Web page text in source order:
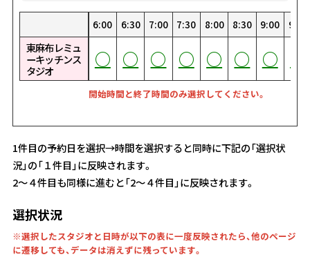
東麻布レミュ
ーキッチンス
タジオ
○ ○
○ ○
20:30
○
21:00
○
21:30
○
22:00
○
22:30
○
23:00
○
23:30
○
○ ○ ○
17:00
○
17:30
○
18:00
○
18:30
○
19:00
○
19:30
○
20:00
○
○ ○
13:00
○
13:30
○
14:00
○
14:30
○
15:00
○
15:30
○
16:00
○
16:30
○
○ ○
9:30
○
10:00
○
10:30
○
11:00
○
11:30
○
12:00
○
12:30
○
13:00
○ ○ ○
6:00
○
6:30
○
7:00
○
7:30
○
8:00
○
8:30
○
9:00
○
9:30
○ ○ ○
2:30
○
3:00
○
3:30
○
4:00
○
4:30
○
5:00
○
5:30
○
0:00
○
0:30
○
1:00
○
1:30
○
2:00
○
開始時間と終了時間のみ選択してください。
1件目の予約日を選択→時間を選択すると同時に下記の「選択状
況」の「１件目」に反映されます。
2～４件目も同様に進むと「2～４件目」に反映されます。
選択状況
※選択したスタジオと日時が以下の表に一度反映されたら、他のページ
に遷移しても、データは消えずに残っています。